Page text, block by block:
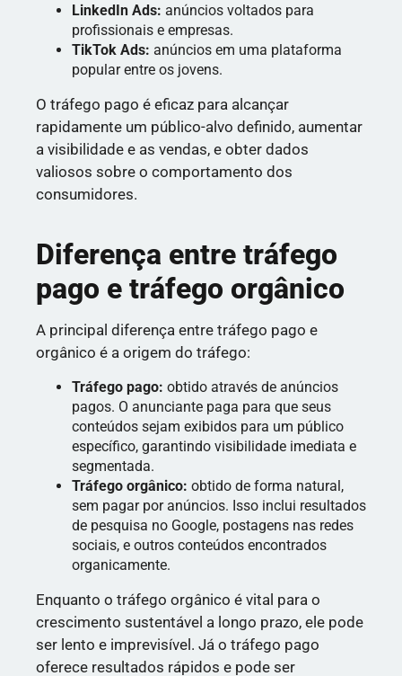
LinkedIn Ads: anúncios voltados para
profissionais e empresas.
TikTok Ads: anúncios em uma plataforma
popular entre os jovens.
O tráfego pago é eficaz para alcançar
rapidamente um público-alvo definido, aumentar
a visibilidade e as vendas, e obter dados
valiosos sobre o comportamento dos
consumidores.
Diferença entre tráfego
pago e tráfego orgânico
A principal diferença entre tráfego pago e
orgânico é a origem do tráfego:
Tráfego pago: obtido através de anúncios
pagos. O anunciante paga para que seus
conteúdos sejam exibidos para um público
específico, garantindo visibilidade imediata e
segmentada.
Tráfego orgânico: obtido de forma natural,
sem pagar por anúncios. Isso inclui resultados
de pesquisa no Google, postagens nas redes
sociais, e outros conteúdos encontrados
organicamente.
Enquanto o tráfego orgânico é vital para o
crescimento sustentável a longo prazo, ele pode
ser lento e imprevisível. Já o tráfego pago
oferece resultados rápidos e pode ser